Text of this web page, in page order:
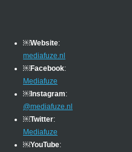
￼Website:
mediafuze.nl
￼Facebook:
Mediafuze
￼Instagram:
@mediafuze.nl
￼Twitter:
Mediafuze
￼YouTube: